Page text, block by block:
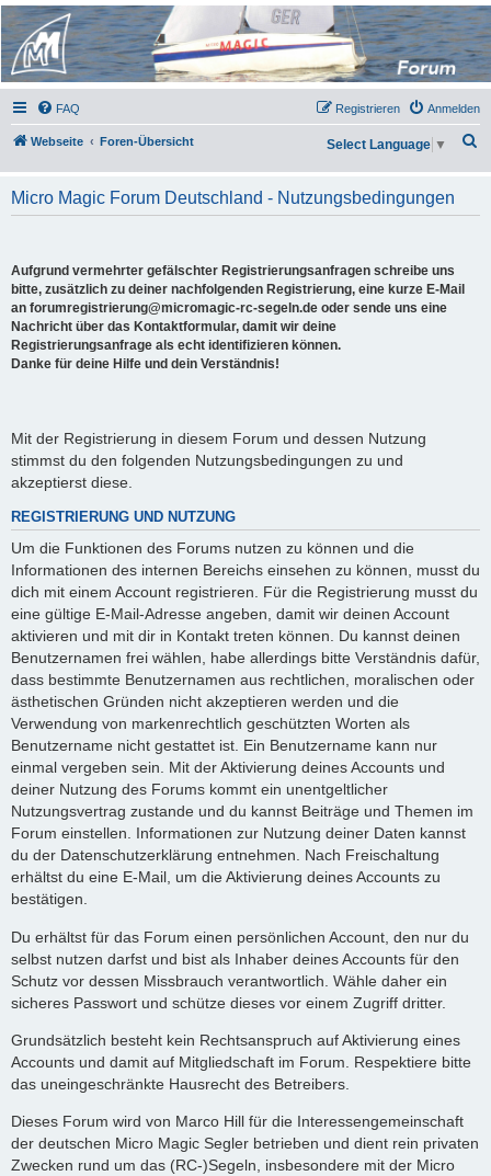
Micro Magic Forum
Deutschland
FAQ Anmelden
Registrieren
Webseite Foren-Übersicht
h
Select Language ▼
Micro Magic Forum Deutschland - Nutzungsbedingungen
Aufgrund vermehrter gefälschter Registrierungsanfragen schreibe uns
bitte, zusätzlich zu deiner nachfolgenden Registrierung, eine kurze E-Mail
an forumregistrierung@micromagic-rc-segeln.de oder sende uns eine
Nachricht über das Kontaktformular, damit wir deine
Registrierungsanfrage als echt identifizieren können.
Danke für deine Hilfe und dein Verständnis!
Mit der Registrierung in diesem Forum und dessen Nutzung
stimmst du den folgenden Nutzungsbedingungen zu und
akzeptierst diese.
REGISTRIERUNG UND NUTZUNG
Um die Funktionen des Forums nutzen zu können und die
Informationen des internen Bereichs einsehen zu können, musst du
dich mit einem Account registrieren. Für die Registrierung musst du
eine gültige E-Mail-Adresse angeben, damit wir deinen Account
aktivieren und mit dir in Kontakt treten können. Du kannst deinen
Benutzernamen frei wählen, habe allerdings bitte Verständnis dafür,
dass bestimmte Benutzernamen aus rechtlichen, moralischen oder
ästhetischen Gründen nicht akzeptieren werden und die
Verwendung von markenrechtlich geschützten Worten als
Benutzername nicht gestattet ist. Ein Benutzername kann nur
einmal vergeben sein. Mit der Aktivierung deines Accounts und
deiner Nutzung des Forums kommt ein unentgeltlicher
Nutzungsvertrag zustande und du kannst Beiträge und Themen im
Forum einstellen. Informationen zur Nutzung deiner Daten kannst
du der Datenschutzerklärung entnehmen. Nach Freischaltung
erhältst du eine E-Mail, um die Aktivierung deines Accounts zu
bestätigen.
Du erhältst für das Forum einen persönlichen Account, den nur du
selbst nutzen darfst und bist als Inhaber deines Accounts für den
Schutz vor dessen Missbrauch verantwortlich. Wähle daher ein
sicheres Passwort und schütze dieses vor einem Zugriff dritter.
Grundsätzlich besteht kein Rechtsanspruch auf Aktivierung eines
Accounts und damit auf Mitgliedschaft im Forum. Respektiere bitte
das uneingeschränkte Hausrecht des Betreibers.
Dieses Forum wird von Marco Hill für die Interessengemeinschaft
der deutschen Micro Magic Segler betrieben und dient rein privaten
Zwecken rund um das (RC-)Segeln, insbesondere mit der Micro